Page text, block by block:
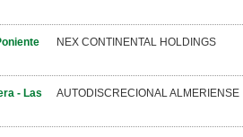
NEX CONTINENTAL HOLDINGS
- Las
AUTODISCRECIONAL ALMERIENSE